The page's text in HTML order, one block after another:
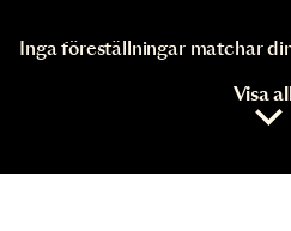
Inga föreställningar matchar
Visa